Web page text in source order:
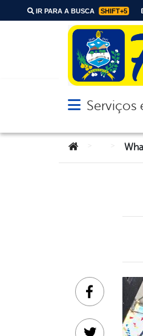
IR PARA A BUSCA SHIFT+5
Abrir menu
Serviços
Você está aqui:
Facebook